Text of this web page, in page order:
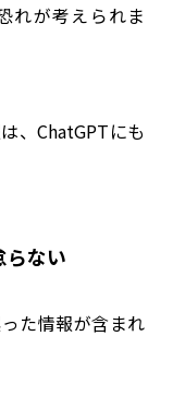
れが考えられま
、ChatGPTにも
らない
た情報が含まれ